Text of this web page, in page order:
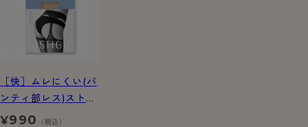
［快］ムレにくい(パ
ンティ部レス)ストッ
キング
¥990 （税込）